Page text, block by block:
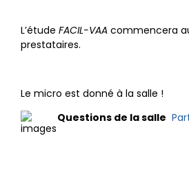
L’étude FACIL-VAA commencera
prestataires.
Le micro est donné à la salle !
Questions de la salle